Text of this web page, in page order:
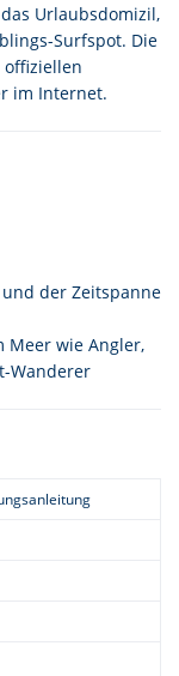
Urlaubsdomizil,
Surfspot. Die
offiziellen
im Internet.
der Zeitspanne
Meer wie Angler,
Wanderer